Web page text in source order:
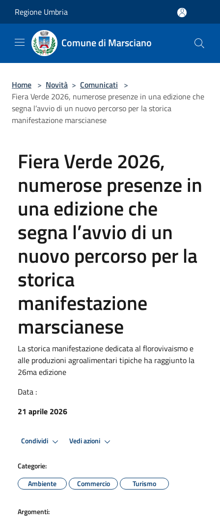
Regione Umbria
Comune di Marsciano
Home > Novità > Comunicati >
Fiera Verde 2026, numerose presenze in una edizione che
segna l’avvio di un nuovo percorso per la storica
manifestazione marscianese
Fiera Verde 2026,
numerose presenze in
una edizione che
segna l’avvio di un
nuovo percorso per la
storica
manifestazione
marscianese
La storica manifestazione dedicata al florovivaismo e
alle produzioni agroalimentari tipiche ha raggiunto la
26ma edizione
Data :
21 aprile 2026
Condividi Vedi azioni
Categorie:
Ambiente
Commercio Turismo
Argomenti: